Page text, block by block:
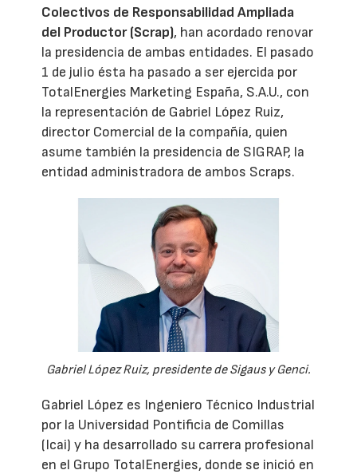
Colectivos de Responsabilidad Ampliada
del Productor (Scrap), han acordado renovar
la presidencia de ambas entidades. El pasado
1 de julio ésta ha pasado a ser ejercida por
TotalEnergies Marketing España, S.A.U., con
la representación de Gabriel López Ruiz,
director Comercial de la compañía, quien
asume también la presidencia de SIGRAP, la
entidad administradora de ambos Scraps.
Gabriel López Ruiz, presidente de Sigaus y Genci.
Gabriel López es Ingeniero Técnico Industrial
por la Universidad Pontificia de Comillas
(Icai) y ha desarrollado su carrera profesional
en el Grupo TotalEnergies, donde se inició en